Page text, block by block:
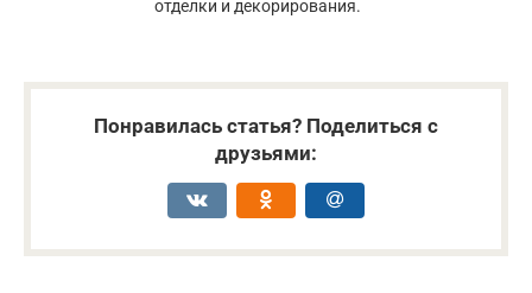
отделки и декорирования.
Понравилась статья? Поделиться с
друзьями: